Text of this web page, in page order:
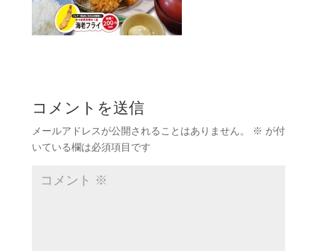
コメントを送信
メールアドレスが公開されることはありません。 ※ が付
いている欄は必須項目です